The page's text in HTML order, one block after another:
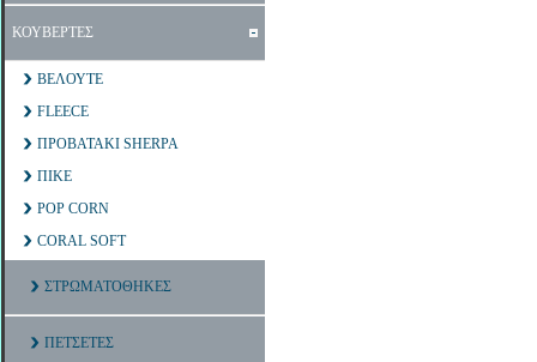
ΚΟΥΒΕΡΤΕΣ
ΒΕΛΟΥΤΕ
FLEECE
ΠΡΟΒΑΤΑΚΙ SHERPA
ΠΙΚΕ
POP CORN
CORAL SOFT
ΣΤΡΩΜΑΤΟΘΗΚΕΣ
ΠΕΤΣΕΤΕΣ